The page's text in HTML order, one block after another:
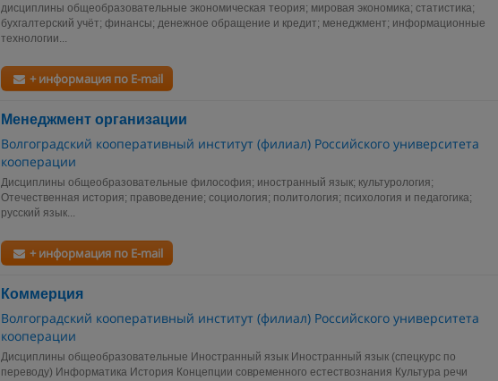
дисциплины общеобразовательные экономическая теория; мировая экономика; статистика;
бухгалтерский учёт; финансы; денежное обращение и кредит; менеджмент; информационные
технологии...
+ информация по E-mail
Менеджмент организации
Волгоградский кооперативный институт (филиал) Российского университета
кооперации
Дисциплины общеобразовательные философия; иностранный язык; культурология;
Отечественная история; правоведение; социология; политология; психология и педагогика;
русский язык...
+ информация по E-mail
Коммерция
Волгоградский кооперативный институт (филиал) Российского университета
кооперации
Дисциплины общеобразовательные Иностранный язык Иностранный язык (спецкурс по
переводу) Информатика История Концепции современного естествознания Культура речи